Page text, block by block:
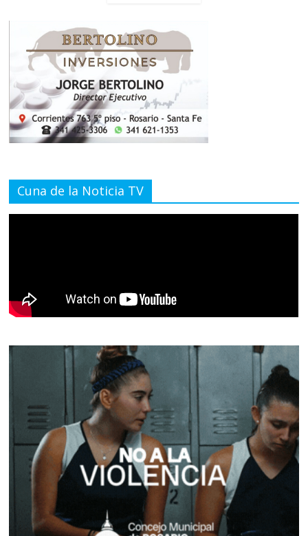
Cuna de la Noticia TV